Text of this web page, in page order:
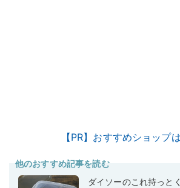
【PR】おすすめショップ
他のおすすめ記事を読む
ダイソーのこれ持っと